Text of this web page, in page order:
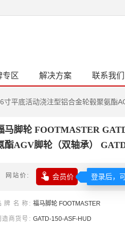
专区 解决方案 联系我们
平底活动浇注型铝合金轮毂聚氨酯
马脚轮 FOOTMASTER
酯AGV脚轮（双轴承）
网站价  会员价
牌名称 福马脚轮 FOOTMASTER
造商货号 GATD-150-ASF-HUD
登录后，